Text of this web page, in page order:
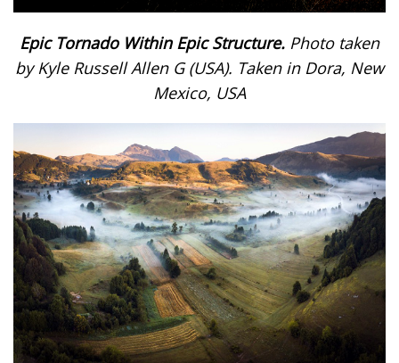
Epic Tornado Within Epic Structure. Photo taken
by Kyle Russell Allen G (USA). Taken in Dora, New
Mexico, USA